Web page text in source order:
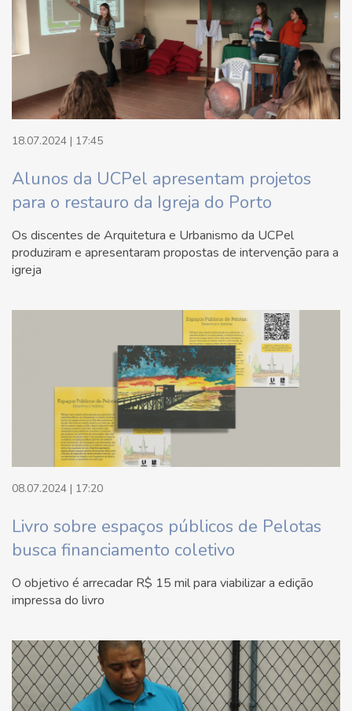
18.07.2024 | 17:45
Alunos da UCPel apresentam projetos
para o restauro da Igreja do Porto
Os discentes de Arquitetura e Urbanismo da UCPel
produziram e apresentaram propostas de intervenção para a
igreja
08.07.2024 | 17:20
Livro sobre espaços públicos de Pelotas
busca financiamento coletivo
O objetivo é arrecadar R$ 15 mil para viabilizar a edição
impressa do livro